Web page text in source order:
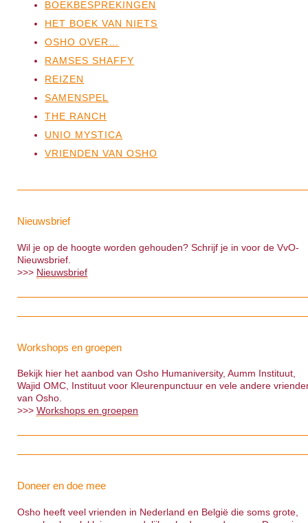
BOEKBESPREKINGEN
HET BOEK VAN NIETS
OSHO OVER…
RAMSES SHAFFY
REIZEN
SAMENSPEL
THE RANCH
UNIO MYSTICA
VRIENDEN VAN OSHO
Nieuwsbrief
Wil je op de hoogte worden gehouden? Schrijf je in voor de VvO-
Nieuwsbrief.
>>> Nieuwsbrief
Workshops en groepen
Bekijk hier het aanbod van Osho Humaniversity, Aumm Instituut,
Wajid OMC, Instituut voor Kleurenpunctuur en vele andere
van Osho.
>>>Workshops en groepen
Doneer en doe mee
Osho heeft veel vrienden in Nederland en België die soms grote,